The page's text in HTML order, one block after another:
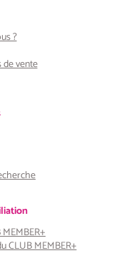
?
vente
CLUB MEMBER+